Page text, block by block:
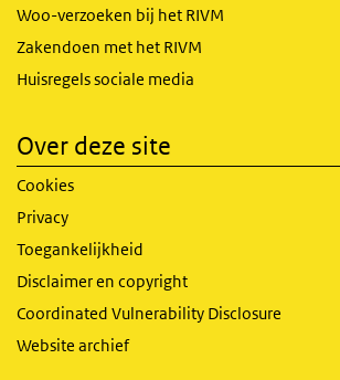
Woo-verzoeken bij het RIVM
Zakendoen met het RIVM
Huisregels sociale media
Over deze site
Cookies
Privacy
Toegankelijkheid
Disclaimer en copyright
Coordinated Vulnerability Disclosure
Website archief